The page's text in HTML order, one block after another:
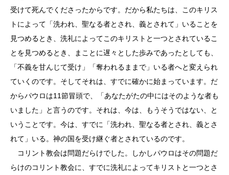
受けて死んでくださったからです。だから私たちは、このキリス
トによって「洗われ、聖なる者とされ、義とされて」いることを
見つめるとき、洗礼によってこのキリストと一つとされているこ
とを見つめるとき、まことに遅々とした歩みであったとしても、
「不義を甘んじて受け」「奪われるままで」いる者へと変えられ
ていくのです。そしてそれは、すでに確かに始まっています。だ
からパウロは11節冒頭で、「あなたがたの中にはそのような者も
いました」と言うのです。それは、今は、もうそうではない、と
いうことです。今は、すでに「洗われ、聖なる者とされ、義とさ
れて」いる。神の国を受け継ぐ者とされているのです。
コリント教会は問題だらけでした。しかしパウロはその問題だ
らけのコリント教会に、すでに洗礼によってキリストと一つとさ